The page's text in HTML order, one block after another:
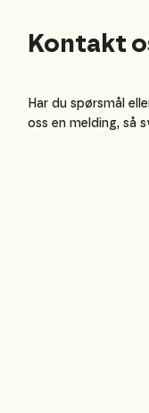
Kontakt
Har du spørsmål
oss en melding, så